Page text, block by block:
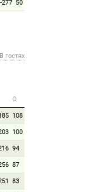
277 50
В гостях
О
108
100
94
87
83